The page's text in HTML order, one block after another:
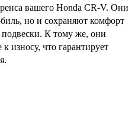
вашего Honda CR-V. Они
но и сохраняют комфорт
подвески. К тому же, они
износу, что гарантирует